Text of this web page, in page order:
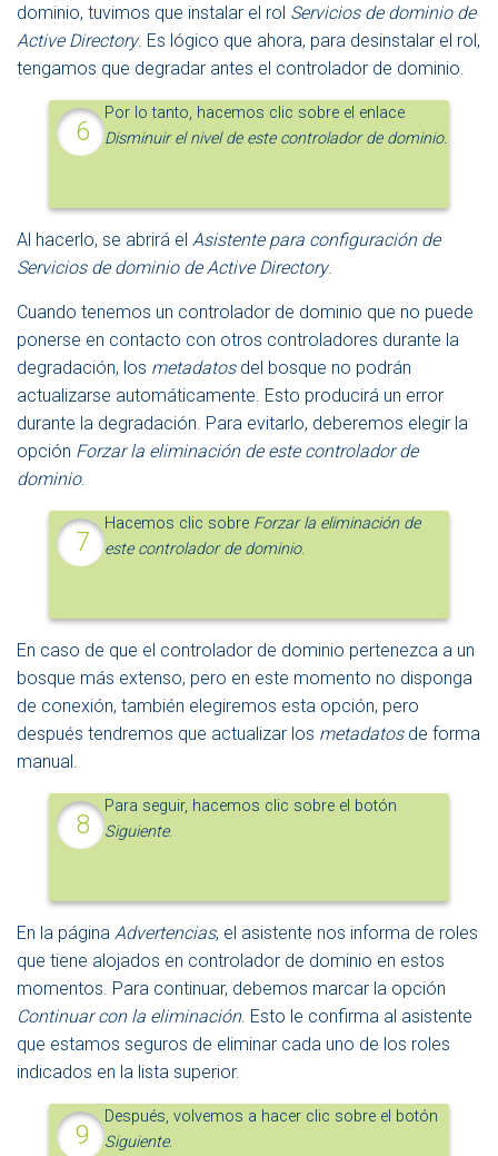
dominio, tuvimos que instalar el rol Servicios de dominio de
Active Directory. Es lógico que ahora, para desinstalar el rol,
tengamos que degradar antes el controlador de dominio.
Por lo tanto, hacemos clic sobre el enlace
Disminuir el nivel de este controlador de dominio.
Al hacerlo, se abrirá el Asistente para configuración de
Servicios de dominio de Active Directory.
Cuando tenemos un controlador de dominio que no puede
ponerse en contacto con otros controladores durante la
degradación, los metadatosdel bosque no podrán
actualizarse automáticamente. Esto producirá un error
durante la degradación. Para evitarlo, deberemos elegir la
opción Forzar la eliminación de este controlador de
dominio.
Hacemos clic sobre Forzar la eliminación de
este controlador de dominio.
En caso de que el controlador de dominio pertenezca a un
bosque más extenso, pero en este momento no disponga
de conexión, también elegiremos esta opción, pero
después tendremos que actualizar los metadatosde forma
manual.
Para seguir, hacemos clic sobre el botón
Siguiente.
En la página Advertencias, el asistente nos informa de roles
que tiene alojados en controlador de dominio en estos
momentos. Para continuar, debemos marcar la opción
Continuar con la eliminación. Esto le confirma al asistente
que estamos seguros de eliminar cada uno de los roles
indicados en la lista superior.
Después, volvemos a hacer clic sobre el botón
Siguiente.